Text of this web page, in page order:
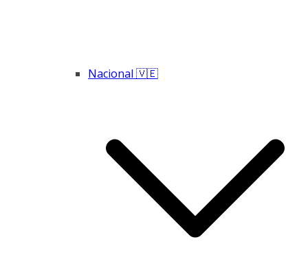
Nacional 🇻🇪